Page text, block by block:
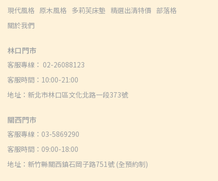
現代風格 原木風格 多莉芙床墊 精選出清特價 部落格
關於我們
林口門市
客服專線： 02-26088123
客服時間：10:00-21:00
地址：新北市林口區文化北路一段373號
關西門市
客服專線：03-5869290
客服時間：09:00-18:00
地址：新竹縣關西鎮石岡子路751號 (全預約制)